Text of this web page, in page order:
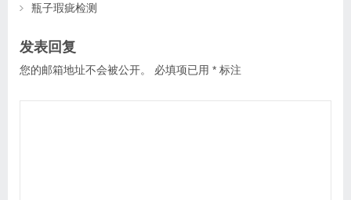
瓶子瑕疵检测
发表回复
您的邮箱地址不会被公开。 必填项已用 * 标注